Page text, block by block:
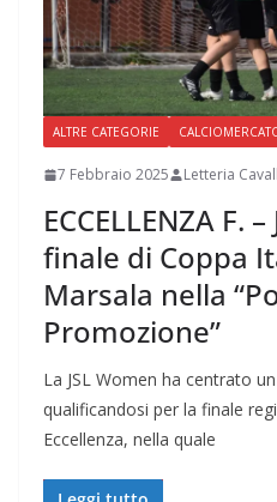
ALTRE CATEGORIE
7 Febbraio 2025 Letteria
ECCELLENZA F.
finale di Coppa
Marsala nella
Promozione”
La JSL Women ha centrato
qualificandosi per la finale
Eccellenza, nella quale